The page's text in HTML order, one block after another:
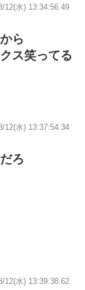
12(水) 13:34:56.49
ら
ス笑ってる
12(水) 13:37:54.34
ろ
12(水) 13:39:38.62